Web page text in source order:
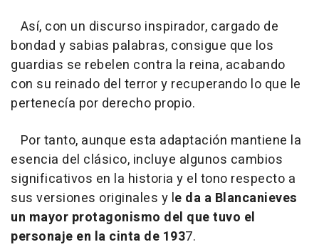
Así, con un discurso inspirador, cargado de
bondad y sabias palabras, consigue que los
guardias se rebelen contra la reina, acabando
con su reinado del terror y recuperando lo que le
pertenecía por derecho propio.
Por tanto, aunque esta adaptación mantiene la
esencia del clásico, incluye algunos cambios
significativos en la historia y el tono respecto a
sus versiones originales y le da a Blancanieves
un mayor protagonismo del que tuvo el
personaje en la cinta de 1937.